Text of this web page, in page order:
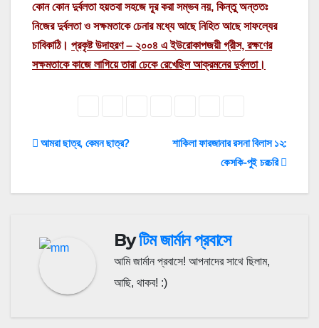
কোন কোন দুর্বলতা হয়তবা সহজে দূর করা সম্ভব নয়, কিন্তু অন্ততঃ
নিজের দুর্বলতা ও সক্ষমতাকে চেনার মধ্যে আছে নিহিত আছে সাফল্যের
চাবিকাঠি। প্রকৃষ্ট উদাহরণ – ২০০৪ এ ইউরোকাপজয়ী গ্রীস, রক্ষণের
সক্ষমতাকে কাজে লাগিয়ে তারা ঢেকে রেখেছিল আক্রমনের দুর্বলতা।
Post
শাকিলা ফারজানার রসনা বিলাস ১২:
কেসকি-পুই চরচরি
আমরা ছাত্র, কেমন ছাত্র?
Byটিম জার্মান প্রবাসে
আমি জার্মান প্রবাসে! আপনাদের সাথে ছিলাম,
আছি, থাকব! :)